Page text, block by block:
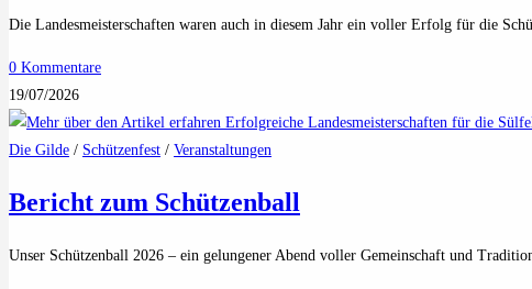
Die Landesmeisterschaften waren auch in diesem Jahr ein voller Erfolg für die
0 Kommentare
19/07/2026
Die Gilde / Schützenfest / Veranstaltungen
Bericht zum Schützenball
Unser Schützenball 2026 – ein gelungener Abend voller Gemeinschaft und